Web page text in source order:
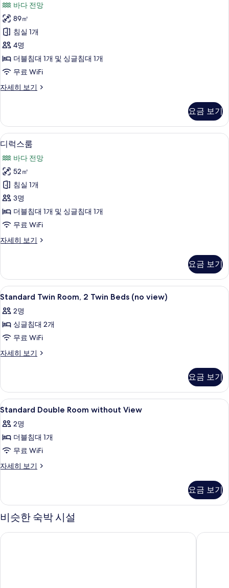
보
기
망)
자
세
히
보
기
트
사
진
모
두
기
바다 전망
89㎡
침실 1개
4명
더블침대 1개 및 싱글침대 1개
무료 WiFi
자세히 보기
스
세
히
보
기
요금 보기
디
럭
스
룸
사
진
모
보
디럭스룸 | 암막 커튼, 무료 WiFi, 각각
7
디럭스룸
바다 전망
52㎡
침실 1개
3명
더블침대 1개 및 싱글침대 1개
무료 WiFi
자세히 보기
디
자
세
히
기
요금 보기
Standard
Twin
Room,
2
Twin
Beds
사
진
모
두
보
기
암막 커튼, 무료 WiFi, 각각 다른 스타
6
Standard Twin Room, 2 Twin Beds (no view)
2명
싱글침대 2개
무료 WiFi
자세히 보기
Standard
Twin
Beds
(no
자
세
보
기
요금 보기
Standard
Double
Room
without
View
사
두
보
기
암막 커튼, 무료 WiFi, 각각 다른 스타
5
Standard Double Room without View
2명
더블침대 1개
무료 WiFi
자세히 보기
Standard
View
자
세
보
요금 보기
비슷한 숙박 시설
아로하호텔 코업시